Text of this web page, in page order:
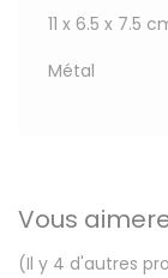
11 x 6.5 x 7.5
Métal
Vous
(Il y 4 d'autres